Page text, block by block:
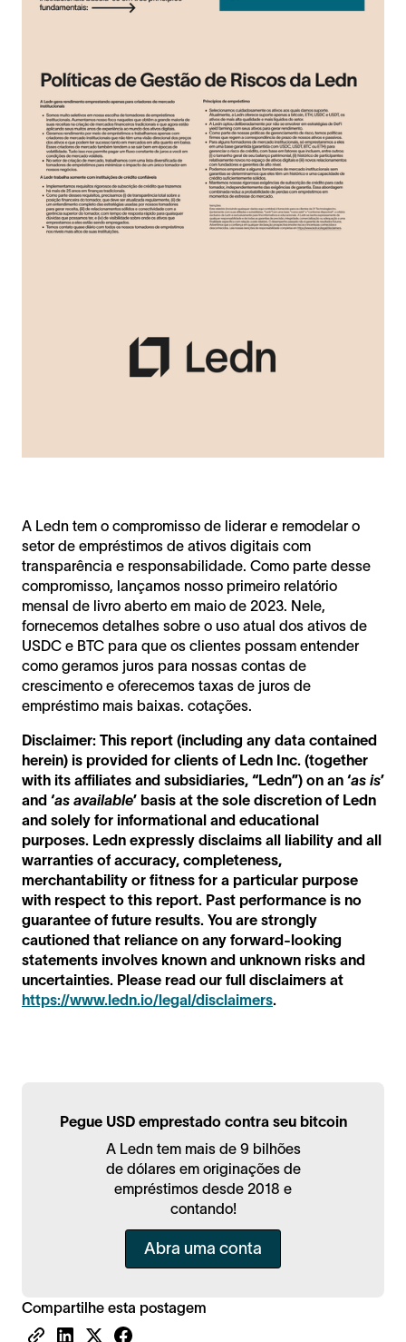
Pegue USD emprestado contra seu bitcoin
A Ledn tem mais de 9 bilhões
de dólares em originações de
empréstimos desde 2018 e
contando!
Abra uma conta
Compartilhe esta postagem
A Ledn tem o compromisso de liderar e remodelar o
setor de empréstimos de ativos digitais com
transparência e responsabilidade. Como parte desse
compromisso, lançamos nosso primeiro relatório
mensal de livro aberto em maio de 2023. Nele,
fornecemos detalhes sobre o uso atual dos ativos de
USDC e BTC para que os clientes possam entender
como geramos juros para nossas contas de
crescimento e oferecemos taxas de juros de
empréstimo mais baixas. cotações.
Disclaimer: This report (including any data contained
herein) is provided for clients of Ledn Inc. (together
with its affiliates and subsidiaries, “Ledn”) on an ‘as is’
and ‘as available’ basis at the sole discretion of Ledn
and solely for informational and educational
purposes. Ledn expressly disclaims all liability and all
warranties of accuracy, completeness,
merchantability or fitness for a particular purpose
with respect to this report. Past performance is no
guarantee of future results. You are strongly
cautioned that reliance on any forward-looking
statements involves known and unknown risks and
uncertainties. Please read our full disclaimers at
https://www.ledn.io/legal/disclaimers.